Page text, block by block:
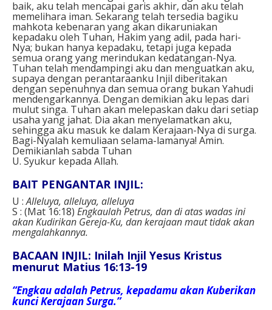
baik, aku telah mencapai garis akhir, dan aku telah
memelihara iman. Sekarang telah tersedia bagiku
mahkota kebenaran yang akan dikaruniakan
kepadaku oleh Tuhan, Hakim yang adil, pada hari-
Nya; bukan hanya kepadaku, tetapi juga kepada
semua orang yang merindukan kedatangan-Nya.
Tuhan telah mendampingi aku dan menguatkan aku,
supaya dengan perantaraanku Injil diberitakan
dengan sepenuhnya dan semua orang bukan Yahudi
mendengarkannya. Dengan demikian aku lepas dari
mulut singa. Tuhan akan melepaskan daku dari setiap
usaha yang jahat. Dia akan menyelamatkan aku,
sehingga aku masuk ke dalam Kerajaan-Nya di surga.
Bagi-Nyalah kemuliaan selama-lamanya! Amin.
Demikianlah sabda Tuhan
U. Syukur kepada Allah.
BAIT PENGANTAR INJIL:
U :Alleluya, alleluya, alleluya
S : (Mat 16:18) Engkaulah Petrus, dan di atas wadas ini
akan Kudirikan Gereja-Ku, dan kerajaan maut tidak akan
mengalahkannya.
BACAAN INJIL: Inilah Injil Yesus Kristus
menurut Matius 16:13-19
“Engkau adalah Petrus, kepadamu akan Kuberikan
kunci Kerajaan Surga.”